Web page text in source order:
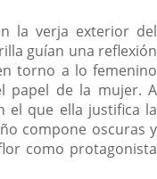
la verja exterior del
guían una reflexión
torno a lo femenino
papel de la mujer. A
el que ella justifica la
compone oscuras y
como protagonista